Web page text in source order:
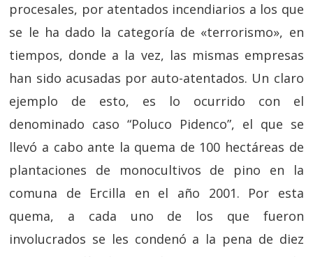
procesales, por atentados incendiarios a los que
se le ha dado la categoría de «terrorismo», en
tiempos, donde a la vez, las mismas empresas
han sido acusadas por auto-atentados. Un claro
ejemplo de esto, es lo ocurrido con el
denominado caso “Poluco Pidenco”, el que se
llevó a cabo ante la quema de 100 hectáreas de
plantaciones de monocultivos de pino en la
comuna de Ercilla en el año 2001. Por esta
quema, a cada uno de los que fueron
involucrados se les condenó a la pena de diez